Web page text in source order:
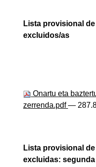
Lista provisional
excluidos/as
Onartu eta
zerrenda.pdf—
Lista provisional
excluidas: